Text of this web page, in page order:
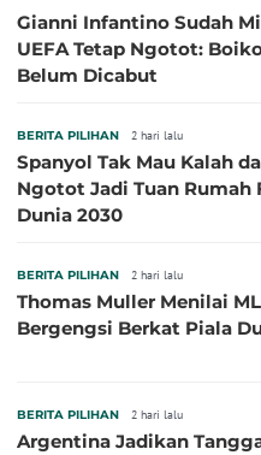
Gianni Infantino Sudah
UEFA Tetap Ngotot:
Belum Dicabut
BERITA PILIHAN 2 hari lalu
Spanyol Tak Mau Kalah
Ngotot Jadi Tuan Rumah
Dunia 2030
BERITA PILIHAN 2 hari lalu
Thomas Muller Menilai
Bergengsi Berkat Piala
BERITA PILIHAN 2 hari lalu
Argentina Jadikan